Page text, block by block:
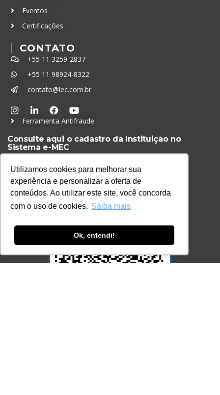
Utilizamos cookies para melhorar sua
experiência e personalizar a oferta de
conteúdos. Ao utilizar este site, você concorda
com o uso de cookies. Saiba mais
Ok, entendi!
Eventos
Certificações
CONTATO
+55 11 3259-2837
+55 11 98924-8322
contato@lec.com.br
Ferramenta Antifraude
Consulte aqui o cadastro da Instituição no
Sistema e-MEC